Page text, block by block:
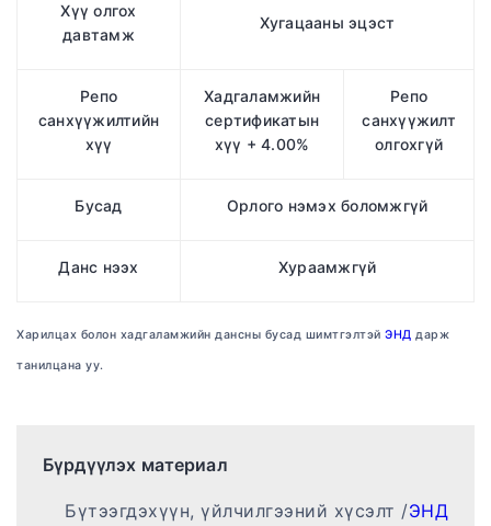
Хүү олгох
давтамж
Хугацааны эцэст
Репо
санхүүжилтийн
хүү
Хадгаламжийн
сертификатын
хүү + 4.00%
Репо
санхүүжилт
олгохгүй
Бусад Орлого нэмэх боломжгүй
Данс нээх Хураамжгүй
Харилцах болон хадгаламжийн дансны бусад шимтгэлтэй ЭНД дарж
танилцана уу.
Бүрдүүлэх материал
Бүтээгдэхүүн, үйлчилгээний хүсэлт /ЭНД